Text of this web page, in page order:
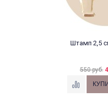
Штамп 2,5
550 руб.